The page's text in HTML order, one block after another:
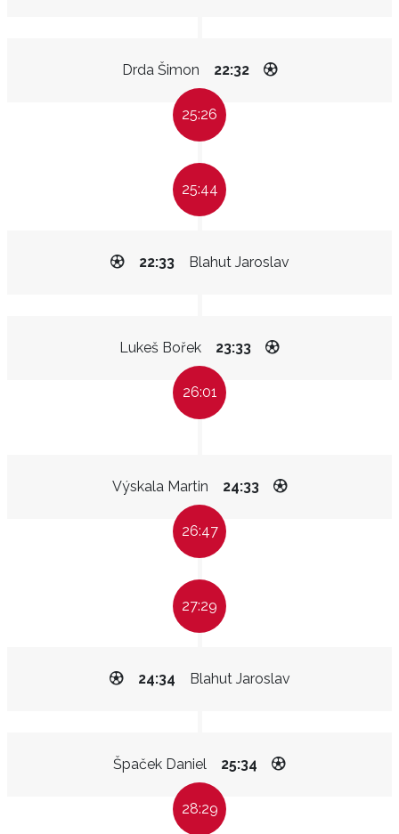
Drda Šimon 22:32
25:26
25:44
Blahut Jaroslav
22:33
Lukeš Bořek 23:33
26:01
Výskala Martin 24:33
26:47
27:29
Blahut Jaroslav
24:34
Špaček Daniel 25:34
28:29